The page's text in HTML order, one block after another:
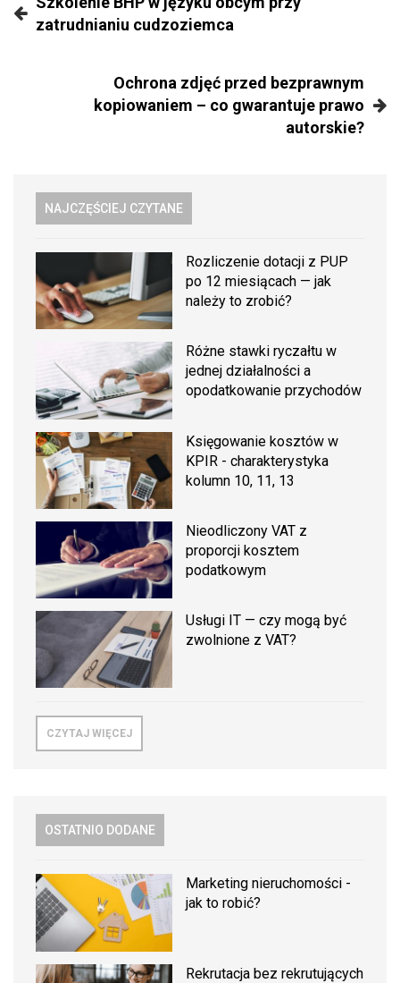
zatrudnianiu cudzoziemca
Ochrona zdjęć przed bezprawnym
kopiowaniem – co gwarantuje prawo
autorskie?
NAJCZĘŚCIEJ CZYTANE
Rozliczenie dotacji z PUP
po 12 miesiącach — jak
należy to zrobić?
Różne stawki ryczałtu w
jednej działalności a
opodatkowanie przychodów
Księgowanie kosztów w
KPIR - charakterystyka
kolumn 10, 11, 13
Nieodliczony VAT z
proporcji kosztem
podatkowym
Usługi IT — czy mogą być
zwolnione z VAT?
CZYTAJ WIĘCEJ
OSTATNIO DODANE
Marketing nieruchomości -
jak to robić?
Rekrutacja bez rekrutujących